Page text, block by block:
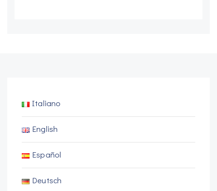
Italiano
English
Español
Deutsch